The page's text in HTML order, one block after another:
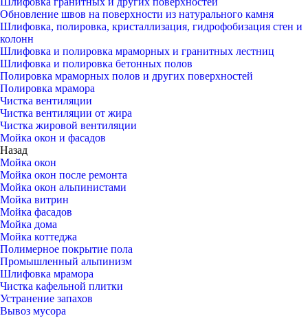
Обновление швов на поверхности из натурального камня
Шлифовка, полировка, кристаллизация, гидрофобизация стен и
колонн
Шлифовка и полировка мраморных и гранитных лестниц
Шлифовка и полировка бетонных полов
Полировка мраморных полов и других поверхностей
Полировка мрамора
Чистка вентиляции
Чистка вентиляции от жира
Чистка жировой вентиляции
Мойка окон и фасадов
Назад
Мойка окон
Мойка окон после ремонта
Мойка окон альпинистами
Мойка витрин
Мойка фасадов
Мойка дома
Мойка коттеджа
Полимерное покрытие пола
Промышленный альпинизм
Шлифовка мрамора
Чистка кафельной плитки
Устранение запахов
Вывоз мусора